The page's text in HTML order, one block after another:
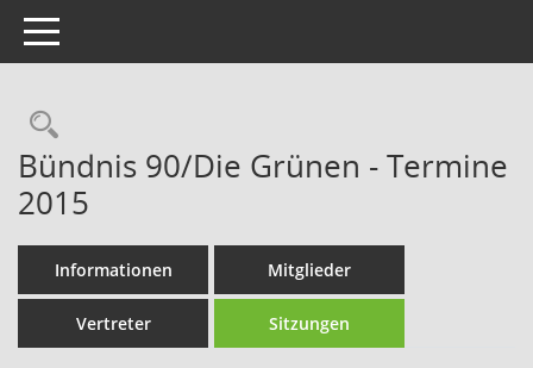
Toggle navigation
Rechercheauswahl
Bündnis 90/Die Grünen - Termine
2015
Informationen Mitglieder
Vertreter Sitzungen